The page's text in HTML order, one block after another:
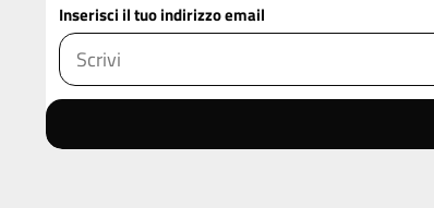
Inserisci il tuo indirizzo email